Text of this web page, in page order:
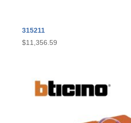
315211
$11,356.59